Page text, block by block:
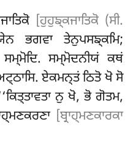
[ਹੁਹੁਙ੍ਕਜਾਤਿਕੋ (ਸੀ.
ਭਗਵਾ ਤੇਨੁਪਸਙ੍ਕਮਿ;
ਸਮ੍ਮੋਦਿ. ਸਮ੍ਮੋਦਨੀਯਂ ਕਥਂ
ਏਕਮਨ੍ਤਂ ਠਿਤੋ ਖੋ ਸੋ
ਨੁ ਖੋ, ਭੋ ਗੋਤਮ,
[ਬ੍ਰਾਹ੍ਮਣਕਾਰਕਾ